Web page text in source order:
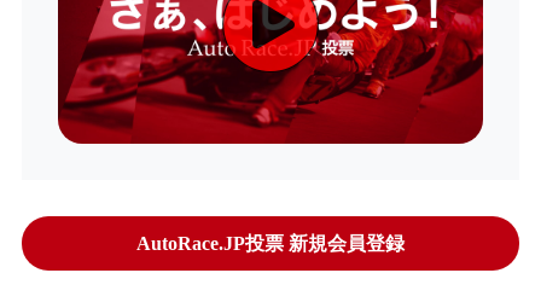
AutoRace.JP投票 新規会員登録